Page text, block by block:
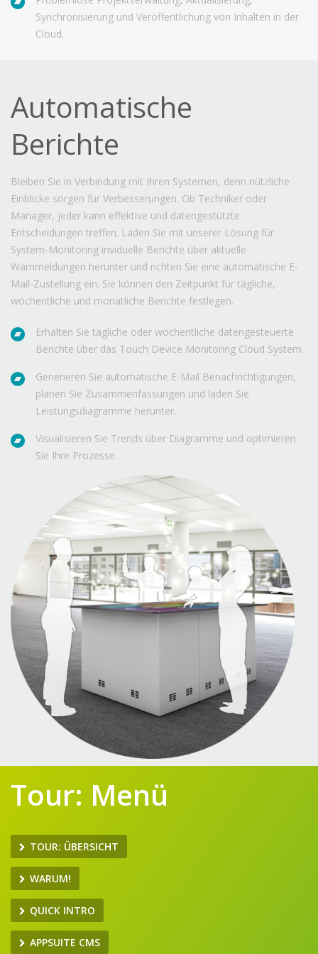
Synchronisierung und Veröffentlichung von Inhalten in der
Cloud.
Automatische
Berichte
Bleiben Sie in Verbindung mit Ihren Systemen, denn nützliche
Einblicke sorgen für Verbesserungen. Ob Techniker oder
Manager, jeder kann effektive und datengestützte
Entscheidungen treffen. Laden Sie mit unserer Lösung für
System-Monitoring inviduelle Berichte über aktuelle
Warnmeldungen herunter und richten Sie eine automatische E-
Mail-Zustellung ein. Sie können den Zeitpunkt für tägliche,
wöchentliche und monatliche Berichte festlegen.
Erhalten Sie tägliche oder wöchentliche datengesteuerte
Berichte über das Touch Device Monitoring Cloud System.
Generieren Sie automatische E-Mail Benachrichtigungen,
planen Sie Zusammenfassungen und laden Sie
Leistungsdiagramme herunter.
Visualisieren Sie Trends über Diagramme und optimieren
Sie Ihre Prozesse.
Tour: Menü
TOUR: ÜBERSICHT
WARUM!
QUICK INTRO
APPSUITE CMS